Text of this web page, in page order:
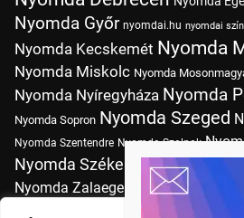
Nyomda Győr nyomdai.hu nyomdai
Nyomda Kecskemét Nyomda
Nyomda Miskolc Nyomda
Nyomda Nyíregyháza Nyomda
Nyomda Sopron Nyomda Szeged
Nyomda Szentendre Nyomda Szolnok
Nyomda Székesfehérvár Nyomda
Nyomda Zalaegerszeg Nyomda Érd
Nyomtatás